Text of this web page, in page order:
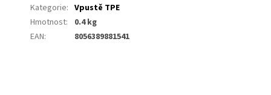
Kategorie: Vpustě TPE
Hmotnost:
0.4 kg
EAN: 8056389881541